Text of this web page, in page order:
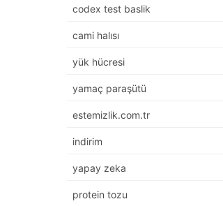
codex test baslik
cami halısı
yük hücresi
yamaç paraşütü
estemizlik.com.tr
indirim
yapay zeka
protein tozu